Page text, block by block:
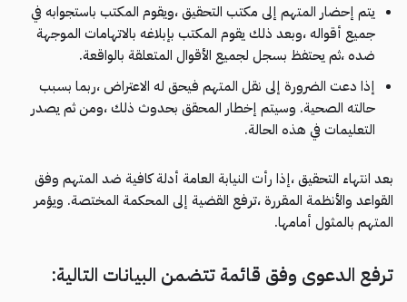
يتم إحضار المتهم إلى مكتب التحقيق ،ويقوم المكتب باستجوابه في
جميع أقواله ،وبعد ذلك يقوم المكتب بإبلاغه بالاتهامات الموجهة
ضده ،ثم يحتفظ بسجل لجميع الأقوال المتعلقة بالواقعة.
إذا دعت الضرورة إلى نقل المتهم فيحق له الاعتراض ،ربما بسبب
حالته الصحية. وسيتم إخطار المحقق بحدوث ذلك ،ومن ثم يصدر
التعليمات في هذه الحالة.
بعد انتهاء التحقيق ،إذا رأت النيابة العامة أدلة كافية ضد المتهم وفق
القواعد والأنظمة المقررة ،ترفع القضية إلى المحكمة المختصة. ويؤمر
المتهم بالمثول أمامها.
ترفع الدعوى وفق قائمة تتضمن البيانات التالية: